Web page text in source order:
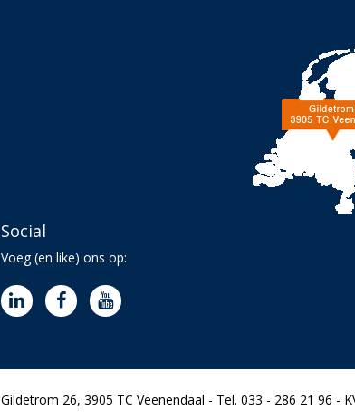
Social
Voeg (en like) ons op:
Gildetrom 26, 3905 TC Veenendaal - Tel. 033 - 286 21 96 -